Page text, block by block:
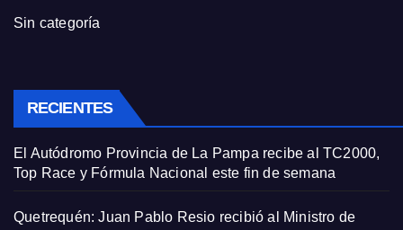
Sin categoría
RECIENTES
El Autódromo Provincia de La Pampa recibe al TC2000,
Top Race y Fórmula Nacional este fin de semana
Quetrequén: Juan Pablo Resio recibió al Ministro de